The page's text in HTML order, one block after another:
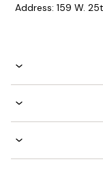
Address: 159 W.